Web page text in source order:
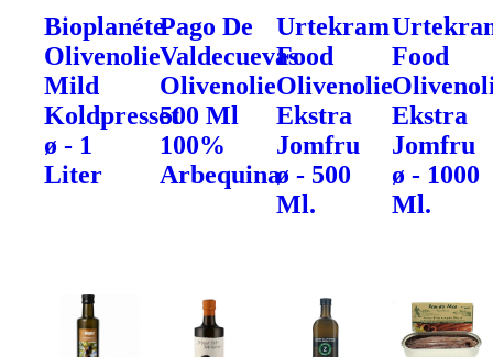
Bioplanéte
Olivenolie
Mild
Koldpresset
ø - 1
Liter
Pago De
Valdecuevas
Olivenolie
500 Ml
100%
Arbequina
Urtekram
Food
Olivenolie
Ekstra
Jomfru
ø - 500
Ml.
Food
Ekstra
Jomfru
ø - 1000
Ml.